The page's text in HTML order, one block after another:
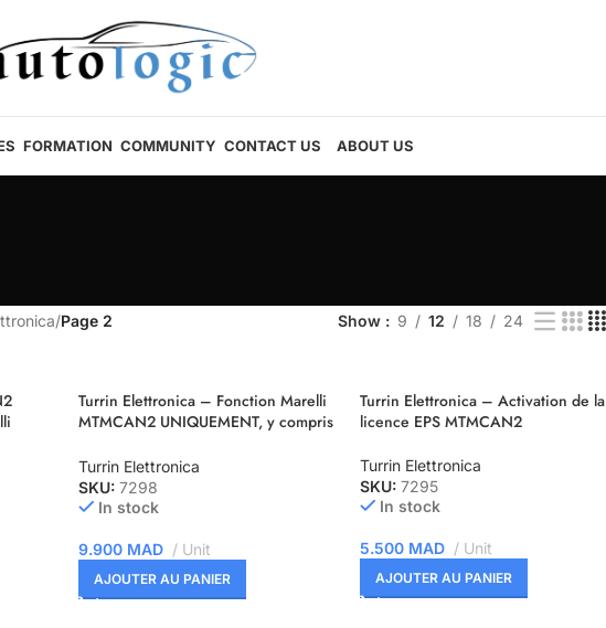
FORMATION COMMUNITY CONTACT US ABOUT US
/Page 2 Show 9 12 18 24
Turrin Elettronica – Fonction Marelli
MTMCAN2 UNIQUEMENT, y compris
Cdc
Turrin Elettronica
SKU: 7298
In stock
9.900 MAD Unit
AJOUTER AU PANIER
Turrin Elettronica – Activation de la
licence EPS MTMCAN2
Turrin Elettronica
SKU: 7295
In stock
5.500 MAD Unit
AJOUTER AU PANIER